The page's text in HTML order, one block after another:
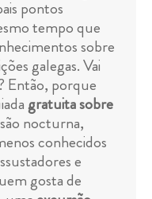
pontos
tempo que
sobre
galegas. Vai
Então, porque
gratuita sobre
nocturna,
conhecidos
e
gosta de